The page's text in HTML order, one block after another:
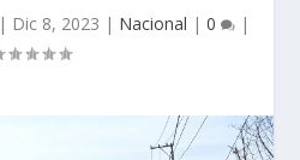
| Dic 8, 2023 | Nacional | 0 |